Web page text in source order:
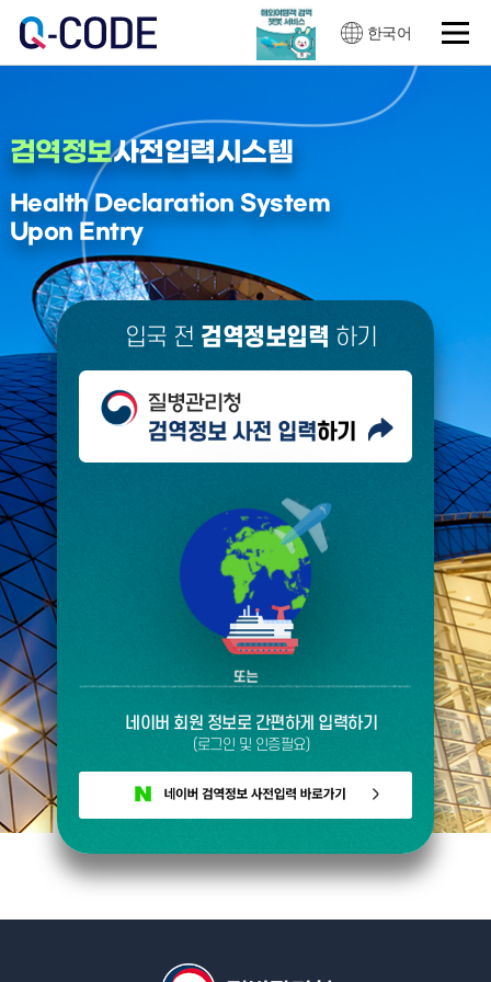
한국어
검역정보사전입력시스템
Health Declaration System
Upon Entry
입국 전 검역정보입력 하기
네이버 회원 정보로 간편하게 입력하기
(로그인 및 인증필요)